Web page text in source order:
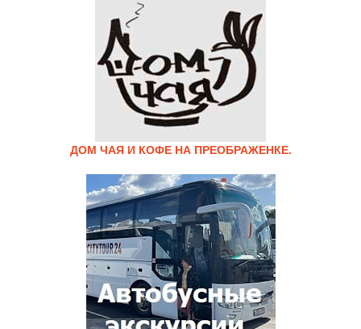
ДОМ ЧАЯ И КОФЕ НА ПРЕОБРАЖЕНКЕ.